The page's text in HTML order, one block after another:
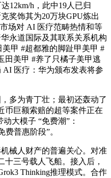
12km/h，此中19人已归
奖饰其为20万块GPU炼出
场对 AI 医疗范畴热情和等
永道国际及其联系关系机构
甲 #超都雅的脚趾甲美甲 #
田美甲 #养了只橘子美甲逃
医疗：华为颁布发表将参
为青丁壮；最初还轰动了
币巨额索赔的超等案件正在
大模子 “免费潮”：
费普惠阶段”。
人财产的普遍关心。对准
十三号载人飞船。接入后，
Thinking推理模式。合作